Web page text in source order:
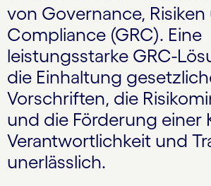
von Governance, Risiken
Compliance (GRC). Eine
leistungsstarke GRC-
die Einhaltung
Vorschriften, die
und die Förderung einer
Verantwortlichkeit und
unerlässlich.